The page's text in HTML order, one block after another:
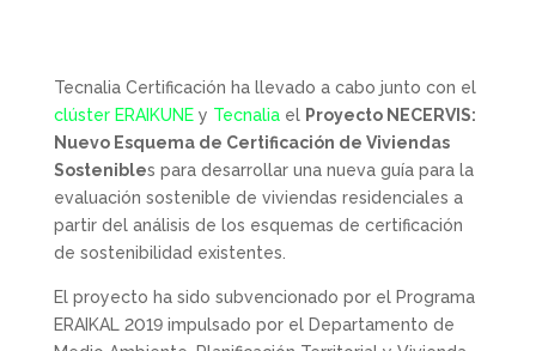
Tecnalia Certificación ha llevado a cabo junto con el
clúster ERAIKUNEy Tecnaliael Proyecto NECERVIS:
Nuevo Esquema de Certificación de Viviendas
Sostenibles para desarrollar una nueva guía para la
evaluación sostenible de viviendas residenciales a
partir del análisis de los esquemas de certificación
de sostenibilidad existentes.
El proyecto ha sido subvencionado por el Programa
ERAIKAL 2019 impulsado por el Departamento de